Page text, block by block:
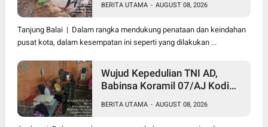
dan DLH Tanjungbalai Gelar
Gotong Royong
BERITA UTAMA - AUGUST 08, 2026
Tanjung Balai | Dalam rangka mendukung penataan dan keindahan
pusat kota, dalam kesempatan ini seperti yang dilakukan ...
Wujud Kepedulian TNI AD,
Babinsa Koramil 07/AJ Kodim
Serahkan Bantuan Tali Kasih
Kepada Lansia Usia 97 Tahun
BERITA UTAMA - AUGUST 08, 2026